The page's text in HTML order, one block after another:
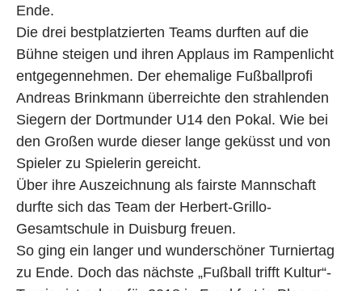
Ende.
Die drei bestplatzierten Teams durften auf die
Bühne steigen und ihren Applaus im Rampenlicht
entgegennehmen. Der ehemalige Fußballprofi
Andreas Brinkmann überreichte den strahlenden
Siegern der Dortmunder U14 den Pokal. Wie bei
den Großen wurde dieser lange geküsst und von
Spieler zu Spielerin gereicht.
Über ihre Auszeichnung als fairste Mannschaft
durfte sich das Team der Herbert-Grillo-
Gesamtschule in Duisburg freuen.
So ging ein langer und wunderschöner Turniertag
zu Ende. Doch das nächste „Fußball trifft Kultur“-